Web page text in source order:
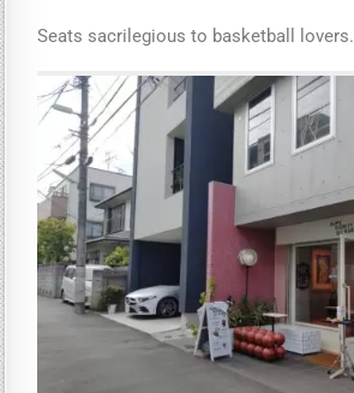
Seats sacrilegious to basketball lovers.